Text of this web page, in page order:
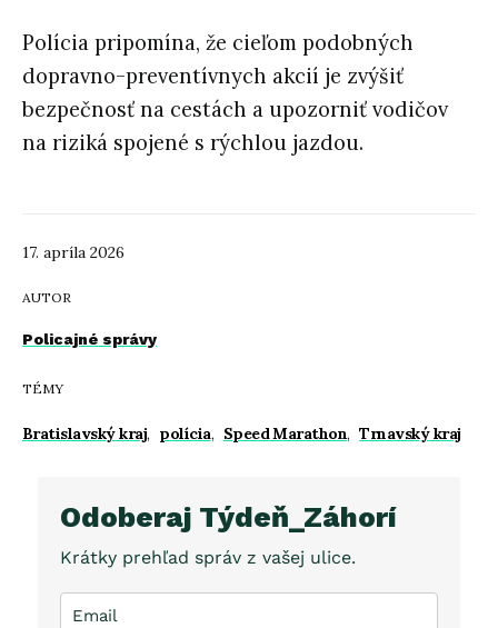
17. apríla 2026
AUTOR
Policajné správy
TÉMY
Bratislavský kraj, polícia, Speed Marathon, Trnavský kraj
Polícia pripomína, že cieľom podobných
dopravno-preventívnych akcií je zvýšiť
bezpečnosť na cestách a upozorniť vodičov
na riziká spojené s rýchlou jazdou.
Odoberaj Týdeň_Záhorí
Krátky prehľad správ z vašej ulice.